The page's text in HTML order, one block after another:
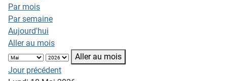
Par mois
Par semaine
Aujourd'hui
Aller au mois
Aller au mois
Jour précédent